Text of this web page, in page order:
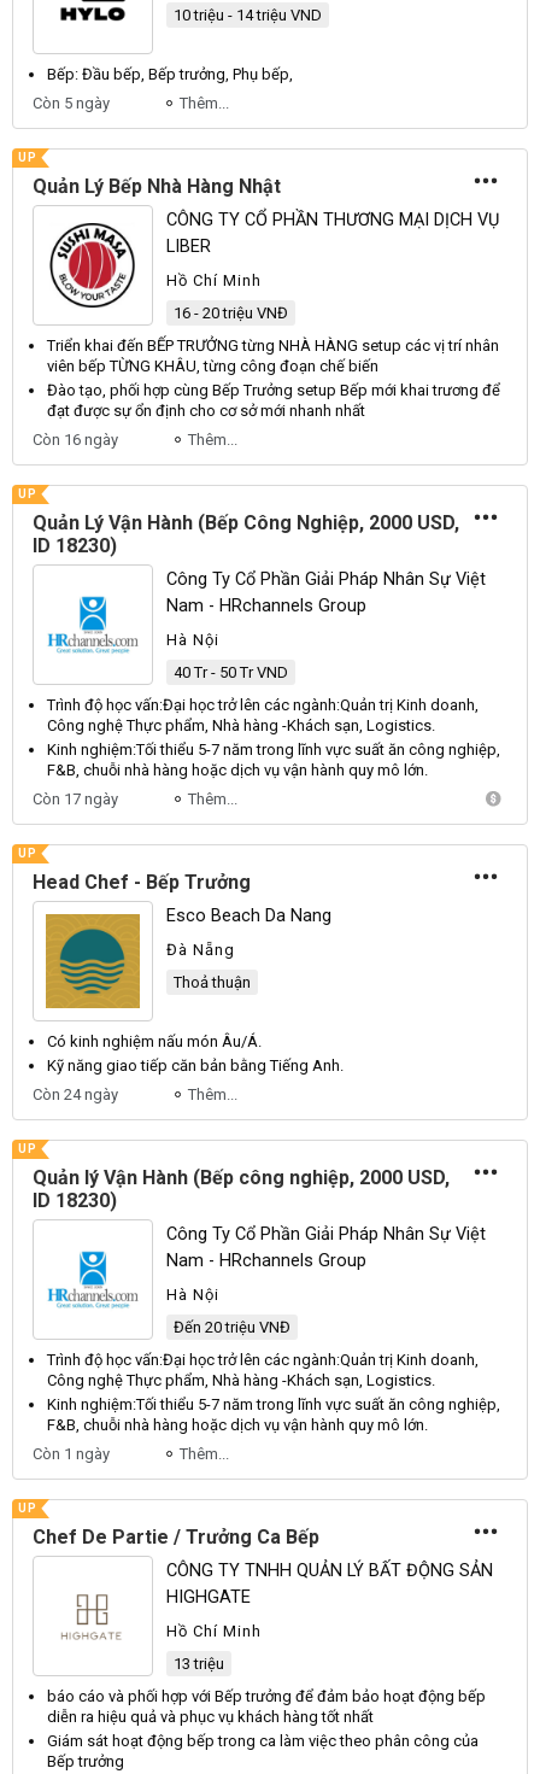
10 triệu - 14 triệu VND
Bếp: Đầu bếp, Bếp trưởng, Phụ bếp,
Còn 5 ngày
Thêm...
UP
Quản Lý Bếp Nhà Hàng Nhật
CÔNG TY CỔ PHẦN THƯƠNG MẠI DỊCH VỤ
LIBER
Hồ Chí Minh
16 - 20 triệu VNĐ
Triển khai đến BẾP TRƯỞNG từng NHÀ HÀNG setup các vị trí nhân
viên bếp TỪNG KHÂU, từng công đoạn chế biến
Đào tạo, phối hợp cùng Bếp Trưởng setup Bếp mới khai trương để
đạt được sự ổn định cho cơ sở mới nhanh nhất
Còn 16 ngày
Thêm...
UP
Quản Lý Vận Hành (Bếp Công Nghiệp, 2000 USD,
ID 18230)
Công Ty Cổ Phần Giải Pháp Nhân Sự Việt
Nam - HRchannels Group
Hà Nội
40 Tr - 50 Tr VND
Trình độ học vấn:Đại học trở lên các ngành:Quản trị Kinh doanh,
Công nghệThực phẩm, Nhà hàng -Khách sạn, Logistics.
Kinh nghiệm:Tốithiểu 5-7 năm trong lĩnh vực suất ăn công nghiệp,
F&B, chuỗi nhà hàng hoặc dịch vụ vận hành quy mô lớn.
Còn 17 ngày
Thêm...
UP
Head Chef - Bếp Trưởng
Esco Beach Da Nang
Đà Nẵng
Thoả thuận
Có kinh nghiệm nấu món Âu/Á.
Kỹ năng giao tiếp căn bản bằngTiếng Anh.
Còn 24 ngày
Thêm...
UP
Quản lý Vận Hành (Bếp công nghiệp, 2000 USD,
ID 18230)
Công Ty Cổ Phần Giải Pháp Nhân Sự Việt
Nam - HRchannels Group
Hà Nội
Đến 20 triệu VNĐ
Trình độ học vấn:Đại học trở lên các ngành:Quản trị Kinh doanh,
Công nghệThực phẩm, Nhà hàng -Khách sạn, Logistics.
Kinh nghiệm:Tốithiểu 5-7 năm trong lĩnh vực suất ăn công nghiệp,
F&B, chuỗi nhà hàng hoặc dịch vụ vận hành quy mô lớn.
Còn 1 ngày
Thêm...
UP
Chef De Partie / Trưởng Ca Bếp
CÔNG TY TNHH QUẢN LÝ BẤT ĐỘNG SẢN
HIGHGATE
Hồ Chí Minh
13 triệu
báo cáo và phối hợp với Bếp trưởng để đảm bảo hoạt động bếp
diễn ra hiệu quả và phục vụ khách hàng tốt nhất
Giám sát hoạt động bếp trong ca làm việc theo phân công của
Bếp trưởng